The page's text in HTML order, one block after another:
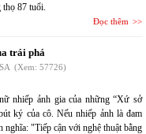
87 tuổi.
Đọc thêm
trái phá
(Xem: 57726)
nhiếp ảnh gia của những “Xứ sở
ký của cô. Nếu nhiếp ảnh là đam
"Tiếp cận với nghệ thuật bằng